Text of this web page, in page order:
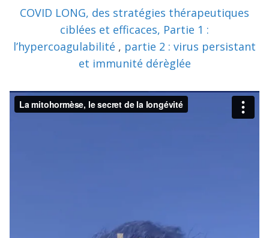
COVID LONG, des stratégies thérapeutiques
ciblées et efficaces, Partie 1 :
l’hypercoagulabilité , partie 2 : virus persistant
et immunité dérèglée